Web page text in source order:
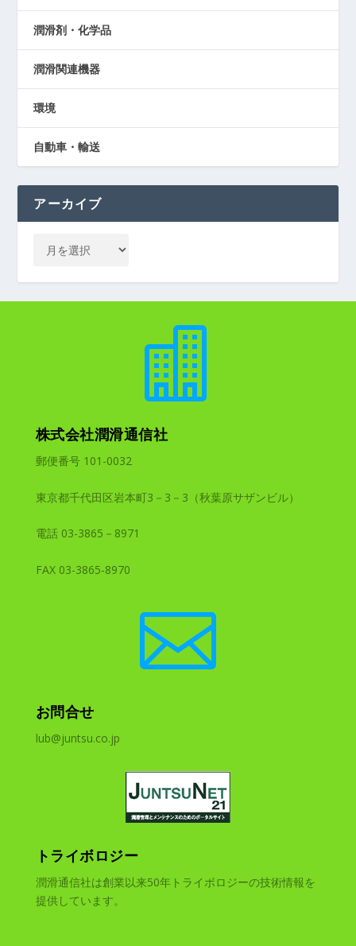
潤滑剤・化学品
潤滑関連機器
環境
自動車・輸送
アーカイブ

株式会社潤滑通信社
郵便番号 101-0032
東京都千代田区岩本町3－3－3（秋葉原サザンビル）
電話 03-3865－8971
FAX 03-3865-8970

お問合せ
lub@juntsu.co.jp
トライボロジー
潤滑通信社は創業以来50年トライボロジーの技術情報を
提供しています。